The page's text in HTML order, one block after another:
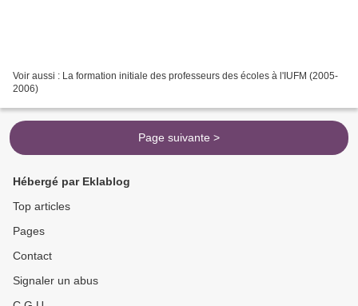
Voir aussi : La formation initiale des professeurs des écoles à l'IUFM (2005-
2006)
Page suivante >
Hébergé par Eklablog
Top articles
Pages
Contact
Signaler un abus